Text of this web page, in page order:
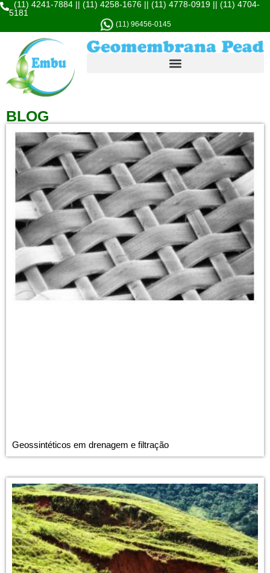
(11) 4241-7884 || (11) 4258-1676 || (11) 4778-0919 || (11) 4704-
5181
(11) 96456-0145
BLOG
Geossintéticos em drenagem e filtração